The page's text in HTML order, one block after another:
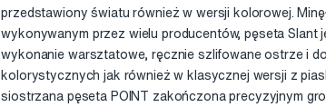
przedstawiony światu również w wersji kolorowej.
wykonywanym przez wielu producentów, pęseta
wykonanie warsztatowe, ręcznie szlifowane ostrze i
kolorystycznych jak również w klasycznej wersji z
siostrzana pęseta POINT zakończona precyzyjnym